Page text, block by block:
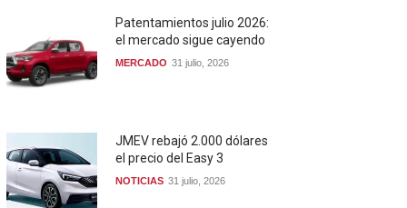
Patentamientos julio 2026:
el mercado sigue cayendo
MERCADO 31 julio, 2026
JMEV rebajó 2.000 dólares
el precio del Easy 3
NOTICIAS 31 julio, 2026